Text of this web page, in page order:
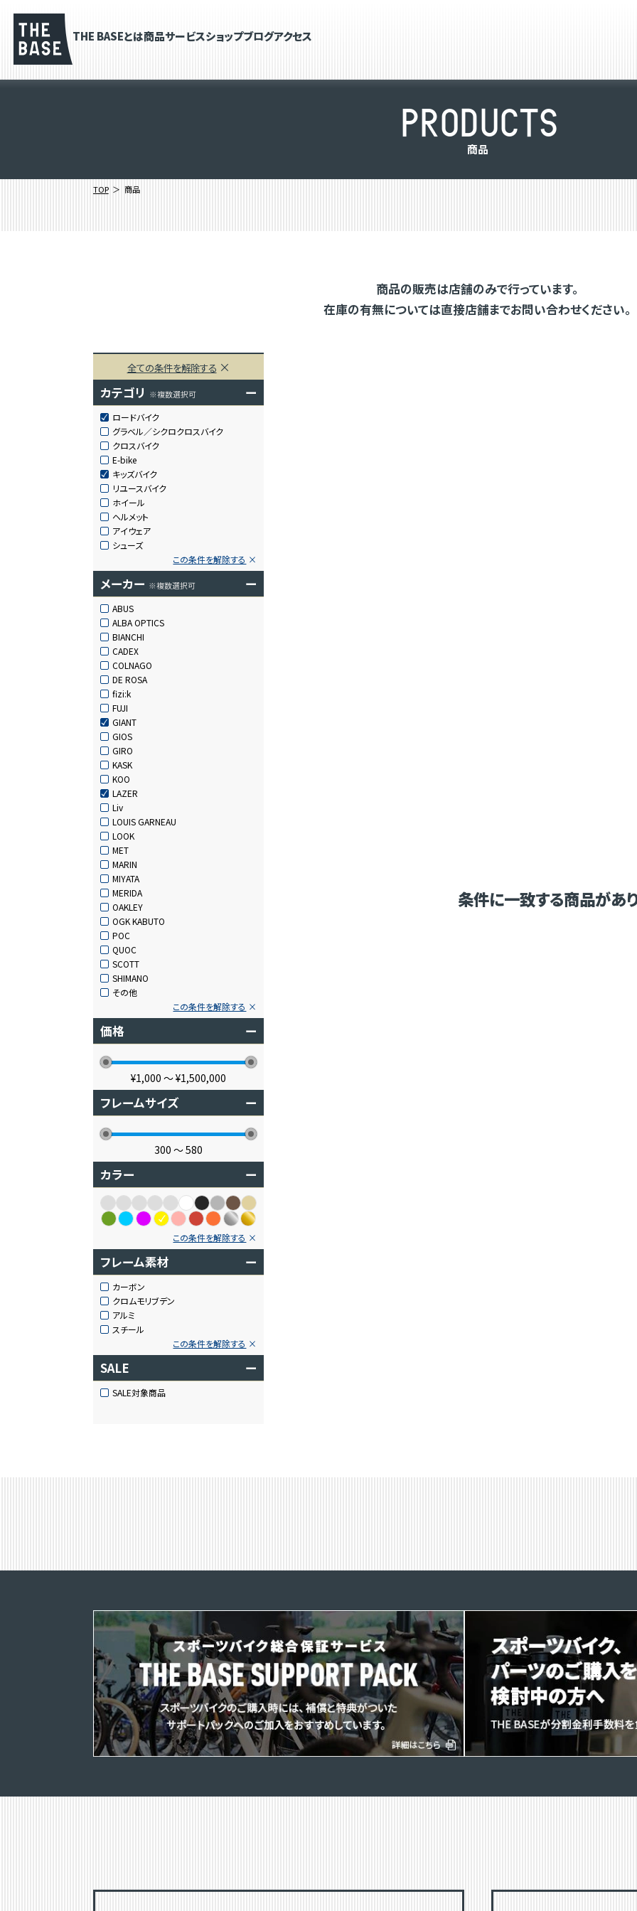
THE BASEとは商品サービスショップブログアクセス
PRODUCTS
商品
TOP 商品
商品の販売は店舗のみで行っています。
在庫の有無については直接店舗までお問い合わせください。
全ての条件を解除する
カテゴリ ※複数選択可 ー
ロードバイク
グラベル／シクロクロスバイク
クロスバイク
E-bike
キッズバイク
リユースバイク
ホイール
ヘルメット
アイウェア
シューズ
この条件を解除する
メーカー ※複数選択可 ー
ABUS
ALBA OPTICS
BIANCHI
CADEX
COLNAGO
DE ROSA
fizi:k
FUJI
GIANT
GIOS
GIRO
KASK
KOO
LAZER
Liv
LOUIS GARNEAU
LOOK
MET
MARIN
MIYATA
MERIDA
OAKLEY
OGK KABUTO
POC
QUOC
SCOTT
SHIMANO
その他
この条件を解除する
価格 ー
¥1,000 〜¥1,500,000
フレームサイズ ー
300 〜580
カラー ー
この条件を解除する
フレーム素材 ー
カーボン
クロムモリブデン
アルミ
スチール
この条件を解除する
SALE ー
SALE対象商品
条件に一致する商品があ